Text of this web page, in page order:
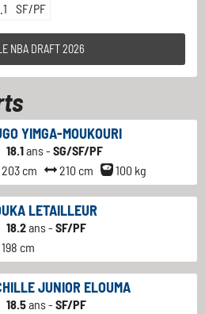
SF/PF
NBA DRAFT 2026
YIMGA-MOUKOURI
18.1ans - SG/SF/PF
203 cm
210 cm 100 kg
LETAILLEUR
18.2ans - SF/PF
198 cm
JUNIOR ELOUMA
18.5ans - SF/PF